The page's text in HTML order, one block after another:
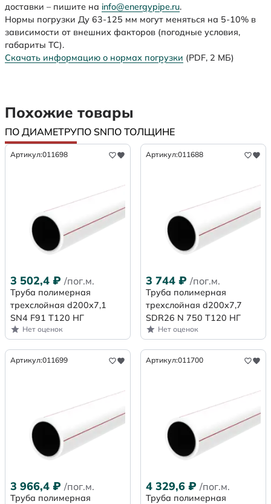
доставки – пишите на info@energypipe.ru.
Нормы погрузки Ду 63-125 мм могут меняться на 5-10% в
зависимости от внешних факторов (погодные условия,
габариты ТС).
Скачать информацию о нормах погрузки (PDF, 2 МБ)
Похожие товары
ПО ДИАМЕТРУПО SNПО ТОЛЩИНЕ
Артикул:011698
3 502,4 ₽ /пог.м.
Труба полимерная
трехслойная d200х7,1
SN4 F91 Т120 НГ
Нет оценок
Артикул:011688
3 744 ₽ /пог.м.
Труба полимерная
трехслойная d200x7,7
SDR26 N 750 Т120 НГ
Нет оценок
Артикул:011699
3 966,4 ₽ /пог.м.
Труба полимерная
Артикул:011700
4 329,6 ₽ /пог.м.
Труба полимерная